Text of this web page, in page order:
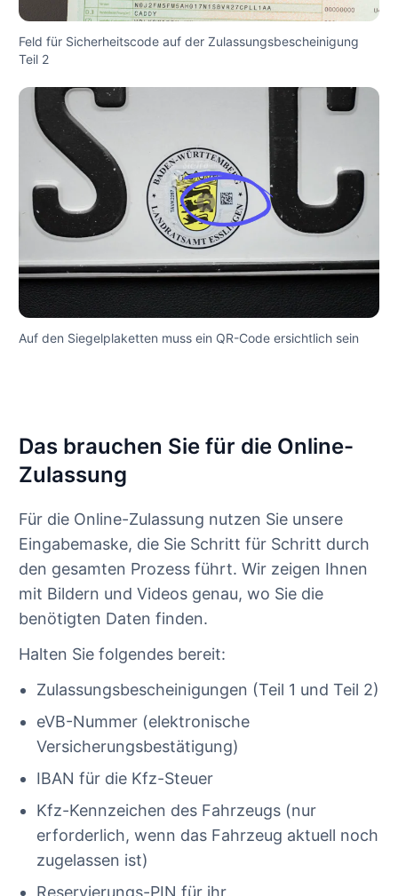
Feld für Sicherheitscode auf der Zulassungsbescheinigung
Teil 2
Auf den Siegelplaketten muss ein QR-Code ersichtlich sein
Das brauchen Sie für die Online-
Zulassung
Für die Online-Zulassung nutzen Sie unsere
Eingabemaske, die Sie Schritt für Schritt durch
den gesamten Prozess führt. Wir zeigen Ihnen
mit Bildern und Videos genau, wo Sie die
benötigten Daten finden.
Halten Sie folgendes bereit:
Zulassungsbescheinigungen (Teil 1 und Teil 2)
eVB-Nummer (elektronische
Versicherungsbestätigung)
IBAN für die Kfz-Steuer
Kfz-Kennzeichen des Fahrzeugs (nur
erforderlich, wenn das Fahrzeug aktuell noch
zugelassen ist)
Reservierungs-PIN für ihr